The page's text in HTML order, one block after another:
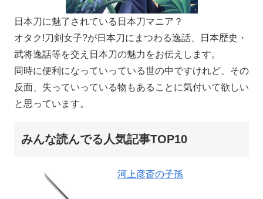
日本刀に魅了されている日本刀マニア？
オタク!刀剣女子?が日本刀にまつわる逸話、日本歴史・
武将逸話等を交え日本刀の魅力をお伝えします。
同時に便利になっていっている世の中ですけれど、その
反面、失っていっている物もあることに気付いて欲しい
と思っています。
みんな読んでる人気記事TOP10
河上彦斎の子孫